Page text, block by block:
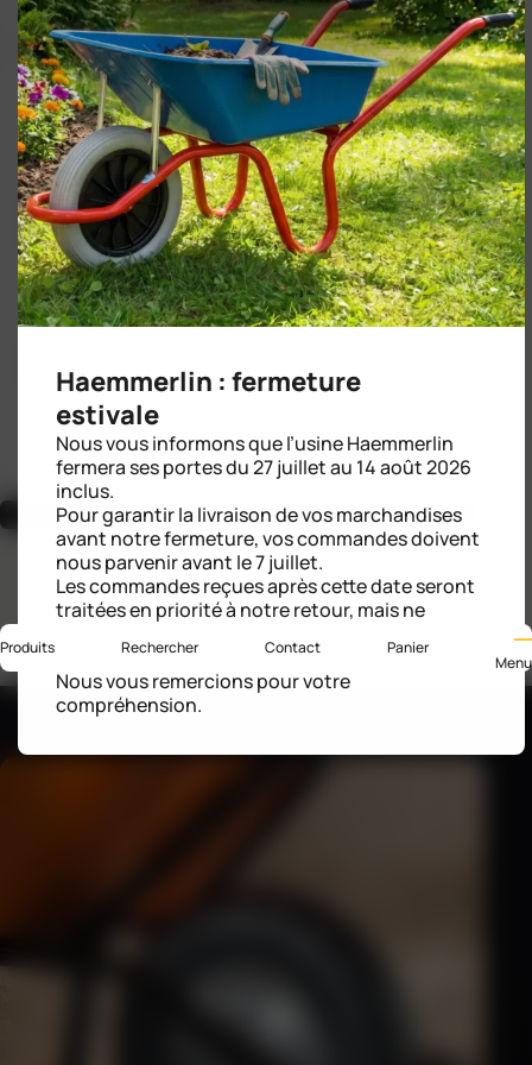
ROULETTE INCREVABLE PF 29
Voir toutes les pièces détachées
Produits Rechercher Contact Panier
Menu
Haemmerlin : fermeture
estivale
Nous vous informons que l’usine Haemmerlin
fermera ses portes du 27 juillet au 14 août 2026
inclus.
Pour garantir la livraison de vos marchandises
avant notre fermeture, vos commandes doivent
nous parvenir avant le 7 juillet.
Les commandes reçues après cette date seront
traitées en priorité à notre retour, mais ne
Nous vous remercions pour votre
compréhension.